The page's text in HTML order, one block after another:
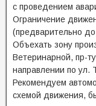
с проведением
Ограничение
(предварительно
Объехать зону
Ветеринарной, пр-
направлении по ул.
Рекомендуем
схемой движения,